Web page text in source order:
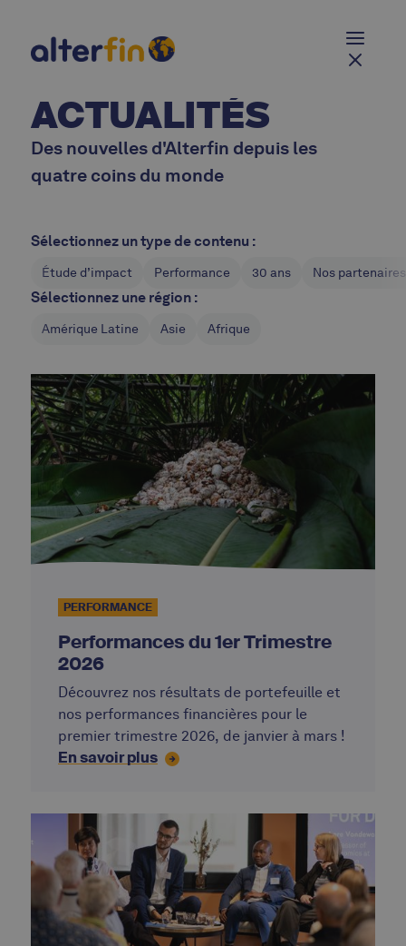
ACTUALITÉS
Des nouvelles d'Alterfin depuis les
quatre coins du monde
Sélectionnez un type de contenu :
Étude d’impact Performance 30 ans Nos partenaires
Sélectionnez une région :
Amérique Latine Asie Afrique
PERFORMANCE
Performances du 1er Trimestre
2026
Découvrez nos résultats de portefeuille et
nos performances financières pour le
premier trimestre 2026, de janvier à mars !
En savoir plus